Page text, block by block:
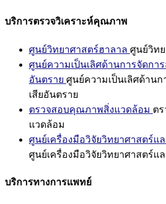
บริการตรวจวิเคราะห์คุณภาพ
ศูนย์วิทยาศาสตร์ฮาลาล ศูนย์วิท
ศูนย์ความเป็นเลิศด้านการจัดกา
อันตราย ศูนย์ความเป็นเลิศด้าน
เสียอันตราย
ตรวจสอบคุณภาพสิ่งแวดล้อม ต
แวดล้อม
ศูนย์เครื่องมือวิจัยวิทยาศาสตร์แล
ศูนย์เครื่องมือวิจัยวิทยาศาสตร์แล
บริการทางการแพทย์